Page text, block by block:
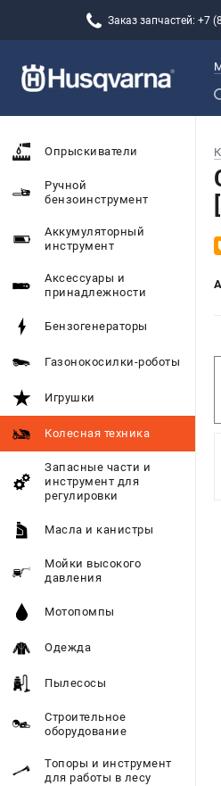
Заказ запчастей: +7
Опрыскиватели
Ручной
бензоинструмент
Аккумуляторный
инструмент
Аксессуары и
принадлежности
Бензогенераторы
Газонокосилки-роботы
Игрушки
Колесная техника
Запасные части и
инструмент для
регулировки
Масла и канистры
Мойки высокого
давления
Мотопомпы
Одежда
Пылесосы
Строительное
оборудование
Топоры и инструмент
для работы в лесу